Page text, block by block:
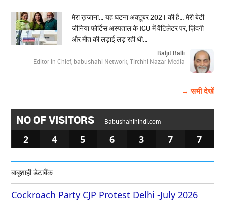
मेरा ख़ज़ाना… यह घटना अक्टूबर 2021 की है… मेरी बेटी
ज़ीनिया फोर्टिस अस्पताल के ICU में वेंटिलेटर पर, ज़िंदगी
और मौत की लड़ाई लड़ रही थी…
Baljit Balli
Editor-in-Chief, babushahi Network, Tirchhi Nazar Media
→ सभी देखें
NO OF VISITORS Babushahihindi.com
2 4 5 6 3 7 7
बाबूशाही डेटाबैंक
Cockroach Party CJP Protest Delhi -July 2026